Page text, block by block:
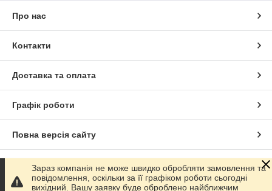
Про нас
Контакти
Доставка та оплата
Графік роботи
Повна версія сайту
Сайт створено на маркетплейсі Prom.ua
Зараз компанія не може швидко обробляти замовлення та
повідомлення, оскільки за її графіком роботи сьогодні
вихідний. Вашу заявку буде оброблено найближчим